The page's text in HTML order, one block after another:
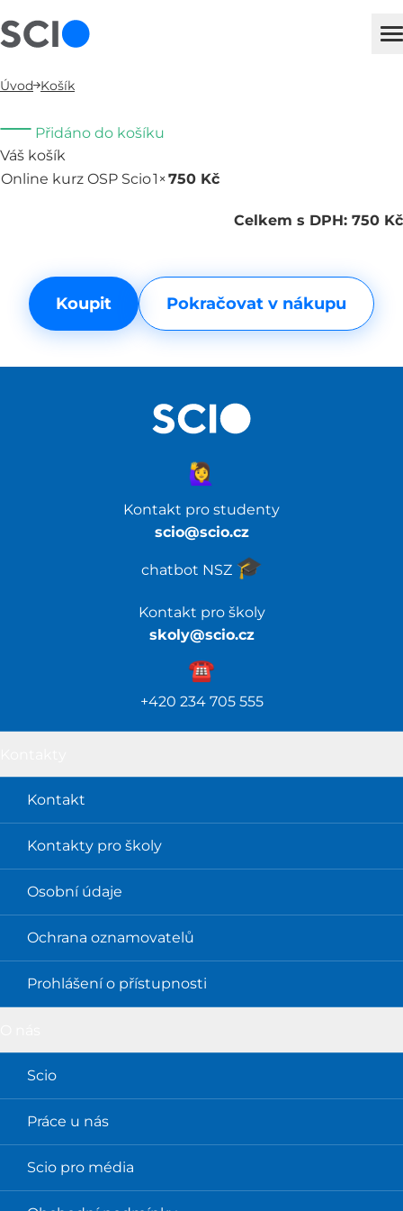
Úvod Košík
Přidáno do košíku
Váš košík
Online kurz OSP Scio1×750 Kč
Celkem s DPH: 750 Kč
Pokračovat v nákupu
Koupit
Kontakt pro studenty
scio@scio.cz
chatbot NSZ 🎓️
🙋‍♀️
Kontakt pro školy
skoly@scio.cz
☎️️
+420 234 705 555
Kontakt
Kontakty pro školy
Osobní údaje
Ochrana oznamovatelů
Prohlášení o přístupnosti
Scio
Práce u nás
Scio pro média